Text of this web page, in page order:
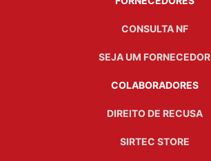
CONSULTA NF
SEJA UM FORNECEDOR
COLABORADORES
DIREITO DE RECUSA
SIRTEC STORE